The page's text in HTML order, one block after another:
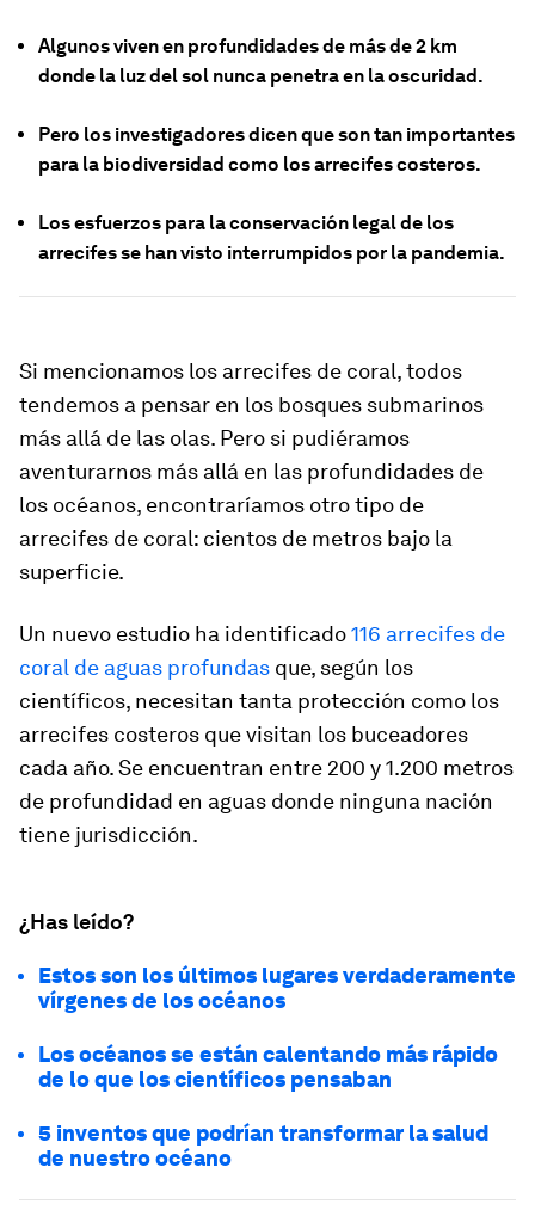
Algunos viven en profundidades de más de 2 km
donde la luz del sol nunca penetra en la oscuridad.
Pero los investigadores dicen que son tan importantes
para la biodiversidad como los arrecifes costeros.
Los esfuerzos para la conservación legal de los
arrecifes se han visto interrumpidos por la pandemia.
Si mencionamos los arrecifes de coral, todos
tendemos a pensar en los bosques submarinos
más allá de las olas. Pero si pudiéramos
aventurarnos más allá en las profundidades de
los océanos, encontraríamos otro tipo de
arrecifes de coral: cientos de metros bajo la
superficie.
Un nuevo estudio ha identificado116 arrecifes de
coral de aguas profundas que, según los
científicos, necesitan tanta protección como los
arrecifes costeros que visitan los buceadores
cada año. Se encuentran entre 200 y 1.200 metros
de profundidad en aguas donde ninguna nación
tiene jurisdicción.
¿Has leído?
Estos son los últimos lugares verdaderamente
vírgenes de los océanos
Los océanos se están calentando más rápido
de lo que los científicos pensaban
5 inventos que podrían transformar la salud
de nuestro océano